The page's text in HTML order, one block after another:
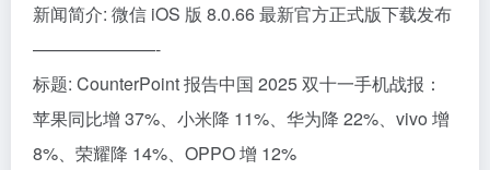
新闻简介: 微信 iOS 版 8.0.66 最新官方正式版下载发布
———————-
标题: CounterPoint 报告中国 2025 双十一手机战报：
苹果同比增 37%、小米降 11%、华为降 22%、vivo 增
8%、荣耀降 14%、OPPO 增 12%